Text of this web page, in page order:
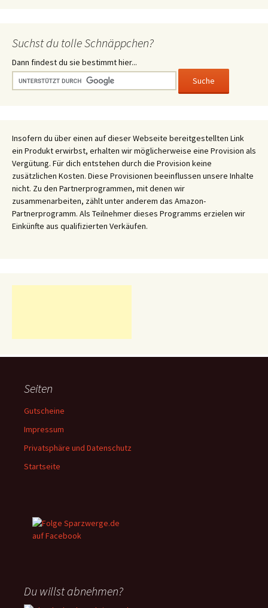
Suchst du tolle Schnäppchen?
Dann findest du sie bestimmt hier...
Insofern du über einen auf dieser Webseite bereitgestellten Link
ein Produkt erwirbst, erhalten wir möglicherweise eine Provision als
Vergütung. Für dich entstehen durch die Provision keine
zusätzlichen Kosten. Diese Provisionen beeinflussen unsere Inhalte
nicht. Zu den Partnerprogrammen, mit denen wir
zusammenarbeiten, zählt unter anderem das Amazon-
Partnerprogramm. Als Teilnehmer dieses Programms erzielen wir
Einkünfte aus qualifizierten Verkäufen.
Seiten
Gutscheine
Impressum
Privatsphäre und Datenschutz
Startseite
Du willst abnehmen?